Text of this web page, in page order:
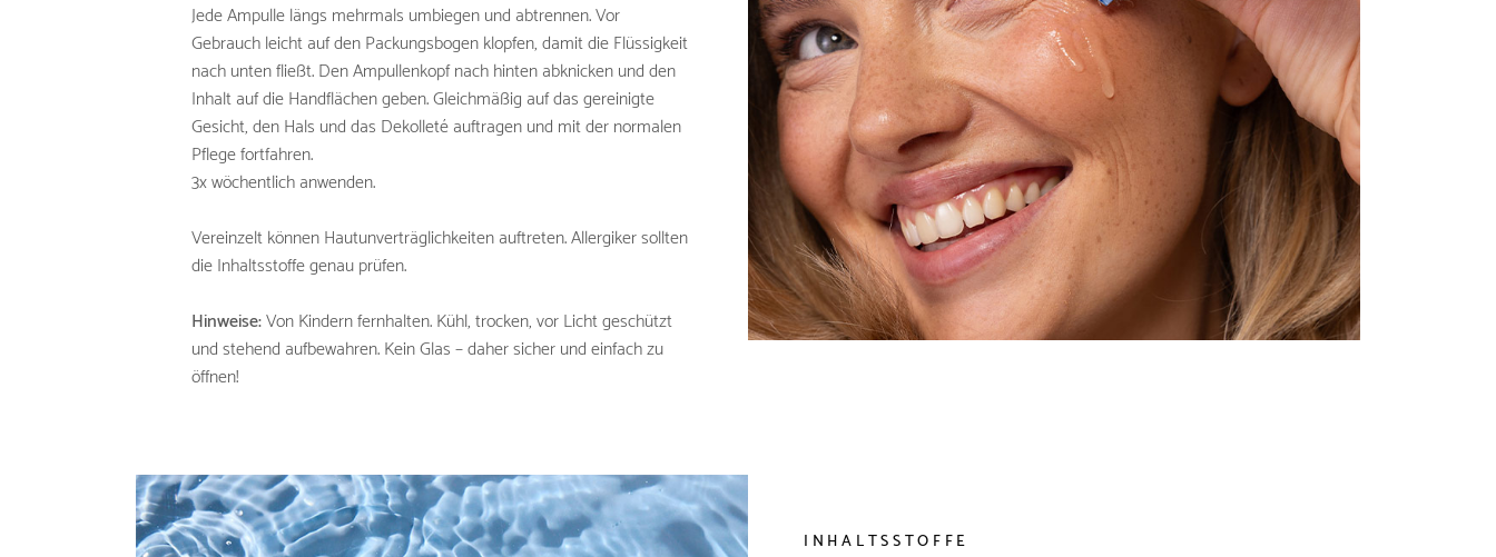
Jede Ampulle längs mehrmals umbiegen und abtrennen. Vor
Gebrauch leicht auf den Packungsbogen klopfen, damit die Flüssigkeit
nach unten fließt. Den Ampullenkopf nach hinten abknicken und den
Inhalt auf die Handflächen geben. Gleichmäßig auf das gereinigte
Gesicht, den Hals und das Dekolleté auftragen und mit der normalen
Pflege fortfahren.
3x wöchentlich anwenden.
Vereinzelt können Hautunverträglichkeiten auftreten. Allergiker sollten
die Inhaltsstoffe genau prüfen.
Hinweise:Von Kindern fernhalten. Kühl, trocken, vor Licht geschützt
und stehend aufbewahren. Kein Glas – daher sicher und einfach zu
öffnen!
INHALTSSTOFFE